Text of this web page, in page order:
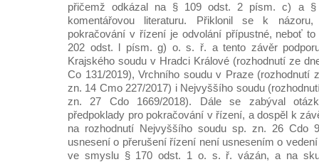
přičemž odkázal na § 109 odst. 2 písm. c) a
komentářovou literaturu. Přiklonil se k
pokračování v řízení je odvolání přípustné, neboť
202 odst. l písm. g) o. s. ř. a tento závěr
Krajského soudu v Hradci Králové (rozhodnutí ze
Co 131/2019), Vrchního soudu v Praze (rozhodnutí
zn. 14 Cmo 227/2017) i Nejvyššího soudu
zn. 27 Cdo 1669/2018). Dále se zabýval
předpoklady pro pokračování v řízení, a dospěl k
na rozhodnutí Nejvyššího soudu sp. zn. 26 Cdo
usnesení o přerušení řízení není usnesením o
ve smyslu § 170 odst. 1 o. s. ř. vázán, a na